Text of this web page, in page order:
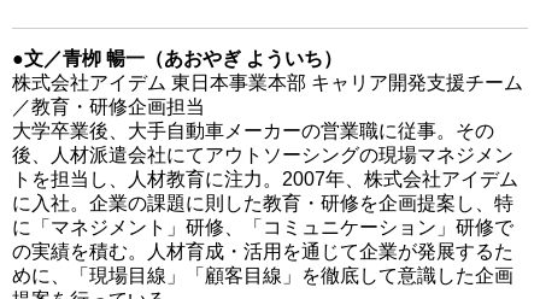
●文／青栁 暢一（あおやぎ よういち）
株式会社アイデム 東日本事業本部 キャリア開発支援チーム
／教育・研修企画担当
大学卒業後、大手自動車メーカーの営業職に従事。その
後、人材派遣会社にてアウトソーシングの現場マネジメン
トを担当し、人材教育に注力。2007年、株式会社アイデム
に入社。企業の課題に則した教育・研修を企画提案し、特
に「マネジメント」研修、「コミュニケーション」研修で
の実績を積む。人材育成・活用を通じて企業が発展するた
めに、「現場目線」「顧客目線」を徹底して意識した企画